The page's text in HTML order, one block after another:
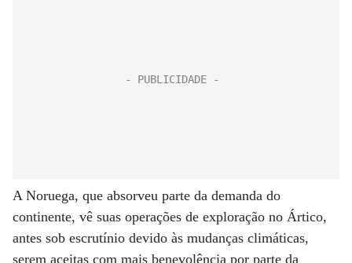
A Noruega, que absorveu parte da demanda do
continente, vê suas operações de exploração no Ártico,
antes sob escrutínio devido às mudanças climáticas,
serem aceitas com mais benevolência por parte da